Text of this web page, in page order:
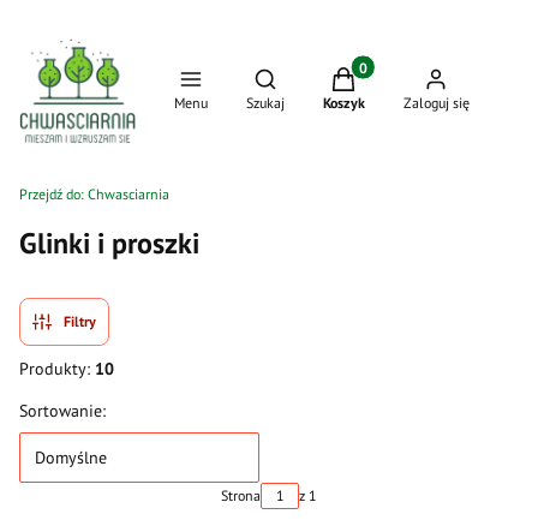
Menu
Otwórz wyszukiwarkę
Szukaj
Produkty w koszyku: 0.
Koszyk Zaloguj się
Przejdź do: Chwasciarnia
Glinki i proszki
Filtry
Produkty: 10
Lista produktów
Sortowanie:
Domyślne
Strona z 1